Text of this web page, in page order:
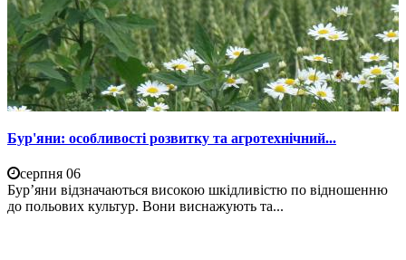
Бур'яни: особливості розвитку та агротехнічний...
серпня 06
Бур’яни відзначаються високою шкідливістю по відношенню
до польових культур. Вони виснажують та...